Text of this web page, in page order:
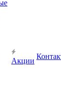
Акции